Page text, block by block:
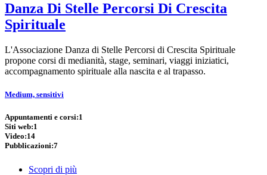
Danza Di Stelle Percorsi Di Crescita
Spirituale
L'Associazione Danza di Stelle Percorsi di Crescita Spirituale
propone corsi di medianità, stage, seminari, viaggi iniziatici,
accompagnamento spirituale alla nascita e al trapasso.
Medium, sensitivi
Appuntamenti e corsi:1
Siti web:1
Video:14
Pubblicazioni:7
Scopri di più